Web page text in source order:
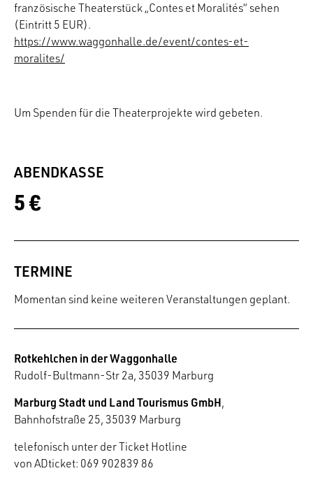
französische Theaterstück „Contes et Moralités“ sehen
(Eintritt 5 EUR).
https://www.waggonhalle.de/event/contes-et-
moralites/
Um Spenden für die Theaterprojekte wird gebeten.
ABENDKASSE
5 €
TERMINE
Momentan sind keine weiteren Veranstaltungen geplant.
Rotkehlchen in der Waggonhalle
Rudolf-Bultmann-Str 2a, 35039 Marburg
Marburg Stadt und Land Tourismus GmbH,
Bahnhofstraße 25, 35039 Marburg
telefonisch unter der Ticket Hotline
von ADticket: 069 902839 86